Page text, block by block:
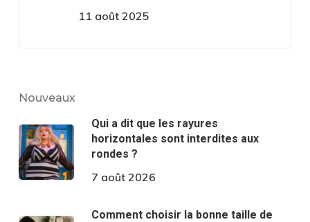
11 août 2025
Nouveaux
Qui a dit que les rayures
horizontales sont interdites aux
rondes ?
7 août 2026
Comment choisir la bonne taille de